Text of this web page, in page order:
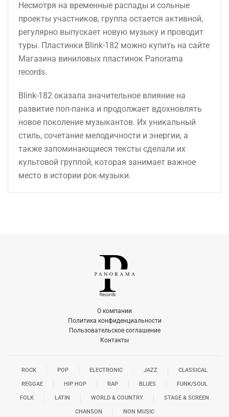
Несмотря на временные распады и сольные
проекты участников, группа остается активной,
регулярно выпускает новую музыку и проводит
туры. Пластинки Blink-182 можно купить на сайте
Магазина виниловых пластинок Panorama
records.
Blink-182 оказала значительное влияние на
развитие поп-панка и продолжает вдохновлять
новое поколение музыкантов. Их уникальный
стиль, сочетание мелодичности и энергии, а
также запоминающиеся тексты сделали их
культовой группой, которая занимает важное
место в истории рок-музыки.
О компании
Политика конфиденциальности
Пользовательское соглашение
Контакты
ROCK POP ELECTRONIC JAZZ CLASSICAL
REGGAE HIP HOP RAP BLUES FUNK/SOUL
FOLK LATIN WORLD & COUNTRY STAGE & SCREEN
CHANSON NON MUSIC